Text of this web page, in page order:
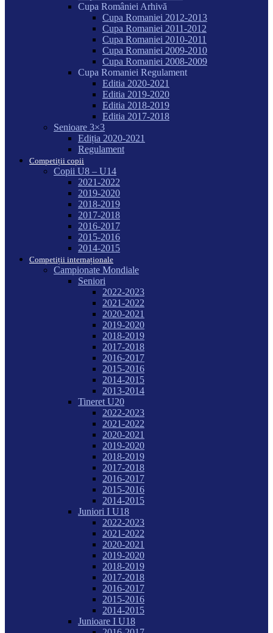
Cupa României Arhivă
Cupa Romaniei 2012-2013
Cupa Romaniei 2011-2012
Cupa Romaniei 2010-2011
Cupa Romaniei 2009-2010
Cupa Romaniei 2008-2009
Cupa Romaniei Regulament
Editia 2020-2021
Editia 2019-2020
Editia 2018-2019
Editia 2017-2018
Senioare 3×3
Ediția 2020-2021
Regulament
Competiții copii
Copii U8 – U14
2021-2022
2019-2020
2018-2019
2017-2018
2016-2017
2015-2016
2014-2015
Competiții internaționale
Campionate Mondiale
Seniori
2022-2023
2021-2022
2020-2021
2019-2020
2018-2019
2017-2018
2016-2017
2015-2016
2014-2015
2013-2014
Tineret U20
2022-2023
2021-2022
2020-2021
2019-2020
2018-2019
2017-2018
2016-2017
2015-2016
2014-2015
Juniori I U18
2022-2023
2021-2022
2020-2021
2019-2020
2018-2019
2017-2018
2016-2017
2015-2016
2014-2015
Junioare I U18